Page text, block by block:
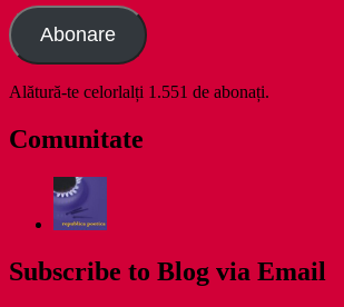
Abonare
Alătură-te celorlalți 1.551 de abonați.
Comunitate
Subscribe to Blog via Email